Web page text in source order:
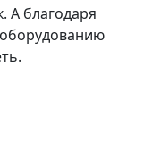
А благодаря